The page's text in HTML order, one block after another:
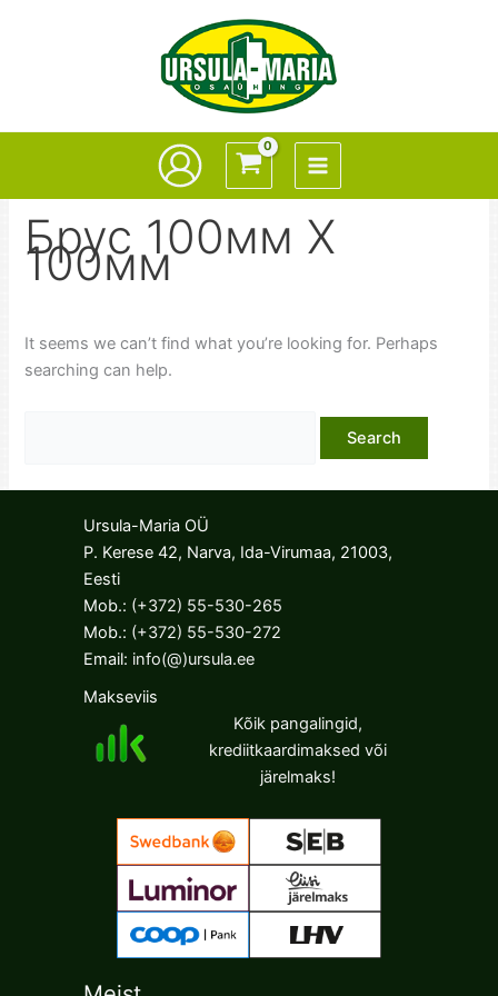
Брус 100мм Х
100мм
It seems we can’t find what you’re looking for. Perhaps
searching can help.
Ursula-Maria OÜ
P. Kerese 42, Narva, Ida-Virumaa, 21003,
Eesti
Mob.: (+372) 55-530-265
Mob.: (+372) 55-530-272
Email: info(@)ursula.ee
Makseviis
Kõik pangalingid,
krediitkaardimaksed või
järelmaks!